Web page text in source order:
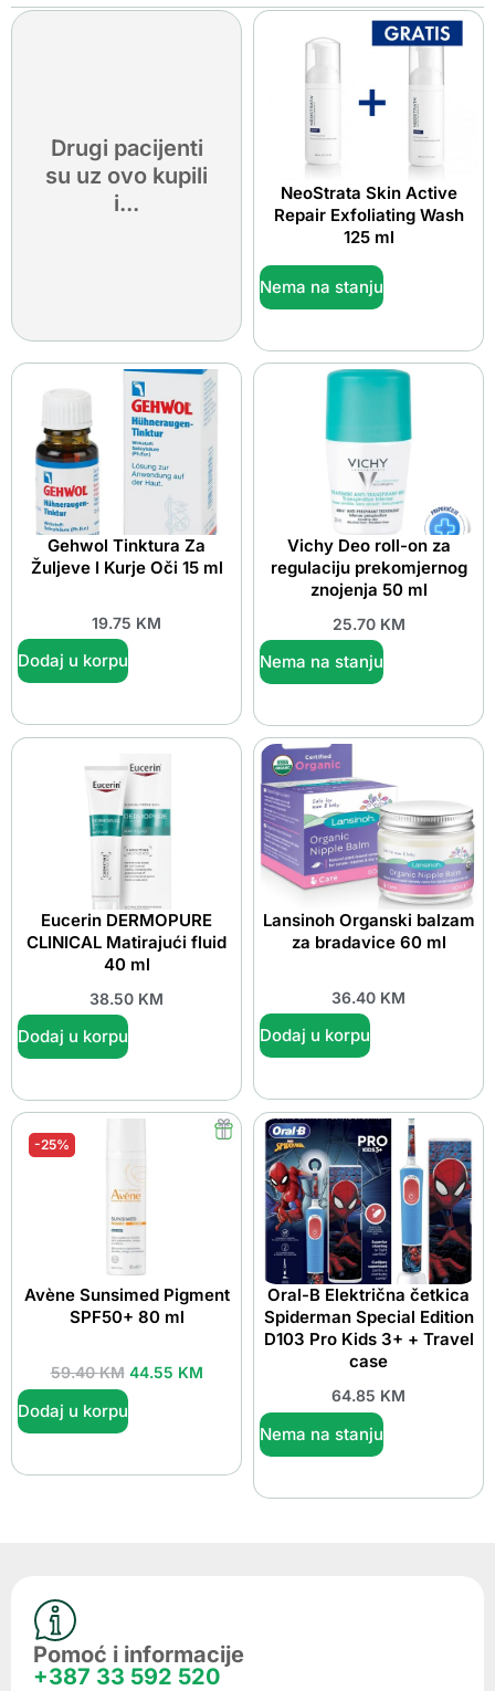
Drugi pacijenti
su uz ovo kupili
i...
NeoStrata Skin Active
Repair Exfoliating Wash
125 ml
Nema na stanju
Gehwol Tinktura Za
Žuljeve I Kurje Oči 15 ml
19.75 KM
Dodaj u korpu
Vichy Deo roll-on za
regulaciju prekomjernog
znojenja 50 ml
25.70 KM
Nema na stanju
Eucerin DERMOPURE
CLINICAL Matirajući fluid
40 ml
38.50 KM
Dodaj u korpu
Lansinoh Organski balzam
za bradavice 60 ml
36.40 KM
Dodaj u korpu
-25%
Avène Sunsimed Pigment
SPF50+ 80 ml
59.40KM 44.55 KM
Dodaj u korpu
Oral-B Električna četkica
Spiderman Special Edition
D103 Pro Kids 3+ + Travel
case
64.85 KM
Nema na stanju
Pomoć i informacije
+387 33 592 520